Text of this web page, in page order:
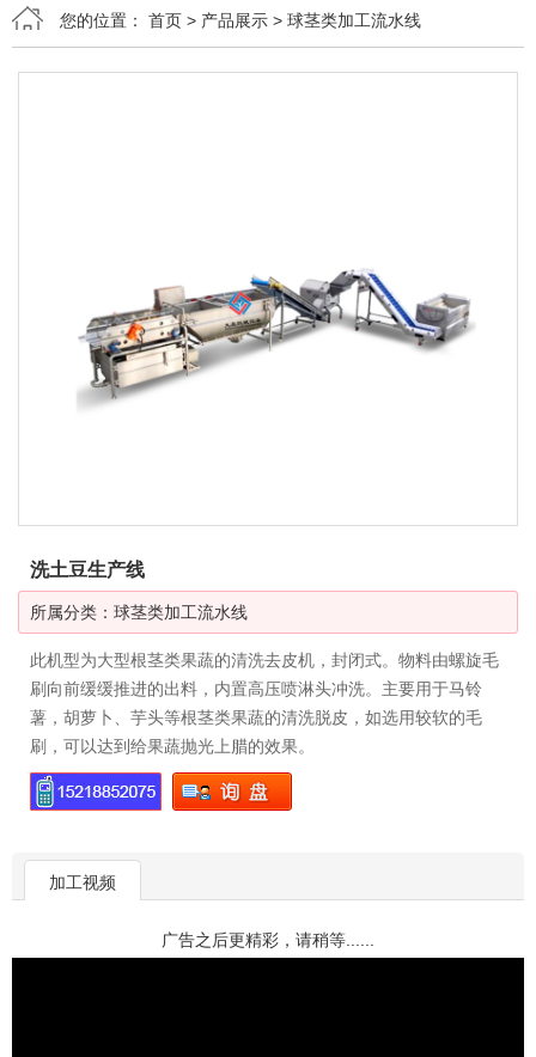
您的位置： 首页 > 产品展示 > 球茎类加工流水线
洗土豆生产线
所属分类： 球茎类加工流水线
此机型为大型根茎类果蔬的清洗去皮机，封闭式。物料由螺旋毛
刷向前缓缓推进的出料，内置高压喷淋头冲洗。主要用于马铃
薯，胡萝卜、芋头等根茎类果蔬的清洗脱皮，如选用较软的毛
刷，可以达到给果蔬抛光上腊的效果。
加工视频
广告之后更精彩，请稍等......